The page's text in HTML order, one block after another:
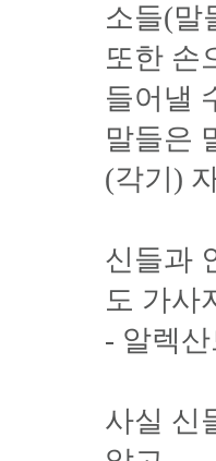
소들(말
또한 손
들어낼
말들은
(각기)
신들과
도 가사
- 알렉
사실 신